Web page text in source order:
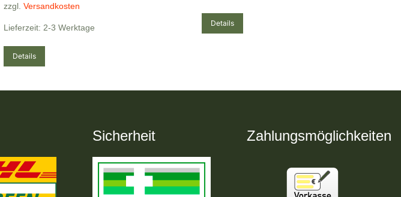
zzgl. Versandkosten
Lieferzeit: 2-3 Werktage
Details
Details
Sicherheit Zahlungsmöglichkeiten